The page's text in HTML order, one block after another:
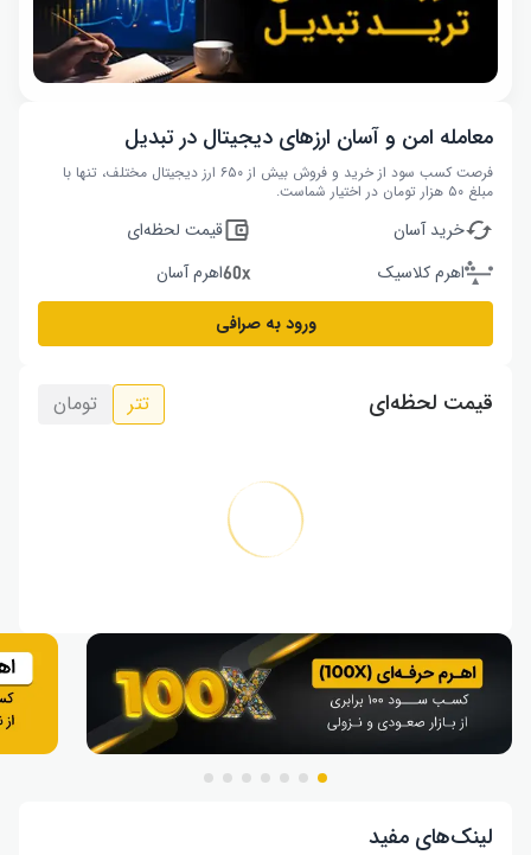
معامله امن و آسان ارزهای دیجیتال در تبدیل
فرصت کسب سود از خرید و فروش بیش از ۶۵۰ ارز دیجیتال مختلف، تنها با
مبلغ ۵۰ هزار تومان در اختیار شماست.
خرید آسان
قیمت لحظه‌ای
اهرم کلاسیک
اهرم آسان
ورود به صرافی
قیمت لحظه‌ای تتر تومان
لینک‌های مفید